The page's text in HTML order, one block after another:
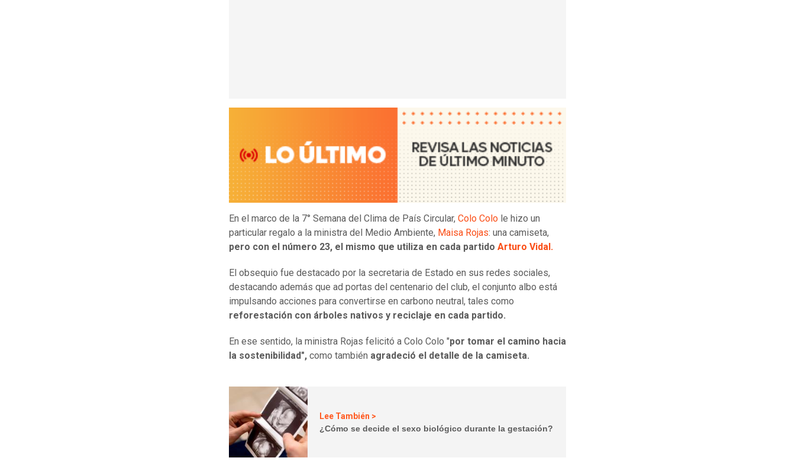
En el marco de la 7° Semana del Clima de País Circular, Colo Colo le hizo un
particular regalo a la ministra del Medio Ambiente, Maisa Rojas: una camiseta,
pero con el número 23, el mismo que utiliza en cada partido Arturo Vidal.
El obsequio fue destacado por la secretaria de Estado en sus redes sociales,
destacando además que ad portas del centenario del club, el conjunto albo está
impulsando acciones para convertirse en carbono neutral, tales como
reforestación con árboles nativos y reciclaje en cada partido.
En ese sentido, la ministra Rojas felicitó a Colo Colo "por tomar el camino hacia
la sostenibilidad", como también agradeció el detalle de la camiseta.
Lee También >
¿Cómo se decide el sexo biológico durante la gestación?